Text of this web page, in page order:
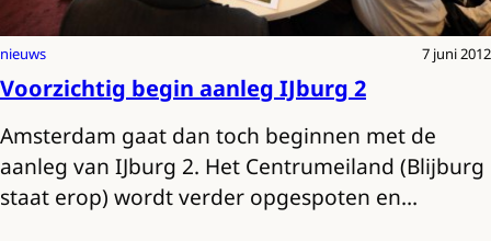
nieuws 7 juni 2012
Voorzichtig begin aanleg IJburg 2
Amsterdam gaat dan toch beginnen met de
aanleg van IJburg 2. Het Centrumeiland (Blijburg
staat erop) wordt verder opgespoten en…